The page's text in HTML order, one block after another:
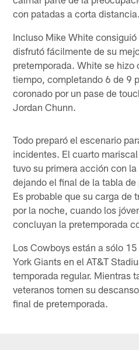
con patadas a corta distancia.
Incluso Mike White
disfrutó fácilmente de su
pretemporada. White se hizo
tiempo, completando 6 de 9
coronado por un pase de
Jordan Chunn.
Todo preparó el escenario
incidentes. El cuarto
tuvo su primera acción con
dejando el final de la tabla
Es probable que su carga de
por la noche, cuando los
concluyan la pretemporada
Los Cowboys están a sólo
York Giants en el AT&T
temporada regular. Mientras
veteranos tomen su
final de pretemporada.